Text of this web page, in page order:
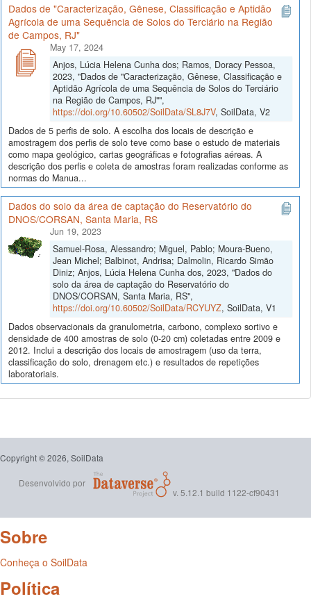
Dados de "Caracterização, Gênese, Classificação e Aptidão
Agrícola de uma Sequência de Solos do Terciário na Região
de Campos, RJ"
May 17, 2024
Anjos, Lúcia Helena Cunha dos; Ramos, Doracy Pessoa,
2023, "Dados de "Caracterização, Gênese, Classificação e
Aptidão Agrícola de uma Sequência de Solos do Terciário
na Região de Campos, RJ"",
https://doi.org/10.60502/SoilData/SL8J7V, SoilData, V2
Dados de 5 perfis de solo. A escolha dos locais de descrição e
amostragem dos perfis de solo teve como base o estudo de materiais
como mapa geológico, cartas geográficas e fotografias aéreas. A
descrição dos perfis e coleta de amostras foram realizadas conforme as
normas do Manua...
Dados do solo da área de captação do Reservatório do
DNOS/CORSAN, Santa Maria, RS
Jun 19, 2023
Samuel-Rosa, Alessandro; Miguel, Pablo; Moura-Bueno,
Jean Michel; Balbinot, Andrisa; Dalmolin, Ricardo Simão
Diniz; Anjos, Lúcia Helena Cunha dos, 2023, "Dados do
solo da área de captação do Reservatório do
DNOS/CORSAN, Santa Maria, RS",
https://doi.org/10.60502/SoilData/RCYUYZ, SoilData, V1
Dados observacionais da granulometria, carbono, complexo sortivo e
densidade de 400 amostras de solo (0-20 cm) coletadas entre 2009 e
2012. Inclui a descrição dos locais de amostragem (uso da terra,
classificação do solo, drenagem etc.) e resultados de repetições
laboratoriais.
Copyright © 2026, SoilData
Desenvolvido por
v. 5.12.1 build 1122-cf90431
Sobre
Conheça o SoilData
Política